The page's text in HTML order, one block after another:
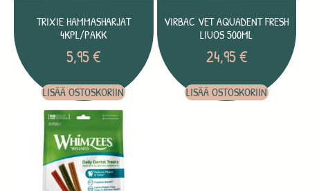
TRIXIE HAMMASHARJAT
4KPL/PAKK
5,95€
LISÄÄ OSTOSKORIIN
VIRBAC VET AQUADENT FRESH
LIUOS 500ML
24,95€
LISÄÄ OSTOSKORIIN